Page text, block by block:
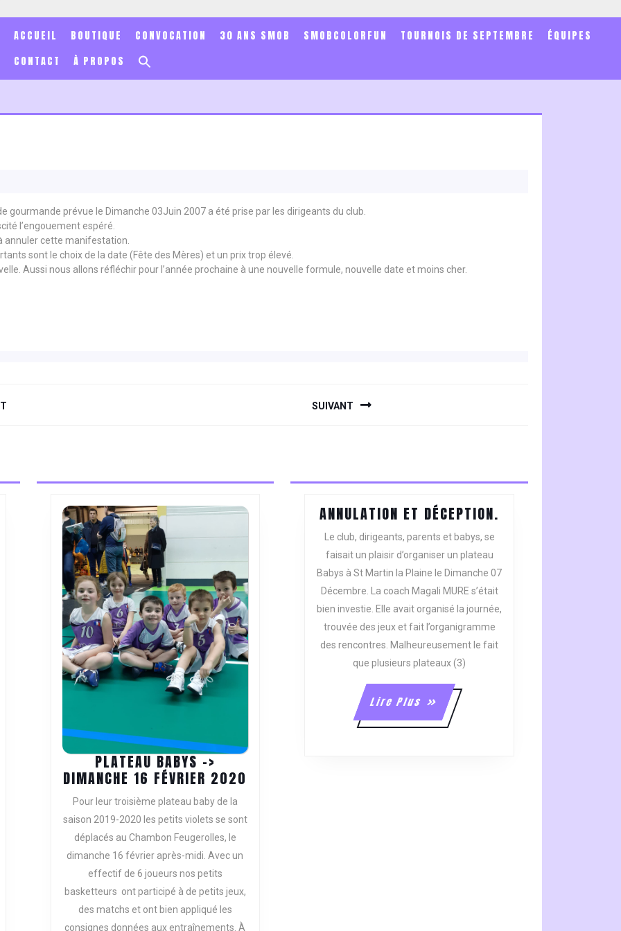
ACCUEIL BOUTIQUE CONVOCATION 30 ANS SMOB SMOBCOLORFUN TOURNOIS DE SEPTEMBRE
ÉQUIPES
CONTACT
À PROPOS
Search Button
gourmande prévue le Dimanche 03Juin 2007 a été prise par les dirigeants du club.
l’engouement espéré.
annuler cette manifestation.
sont le choix de la date (Fête des Mères) et un prix trop élevé.
Aussi nous allons réfléchir pour l’année prochaine à une nouvelle formule, nouvelle date et moins cher.
SUIVANT
PLATEAU BABYS ->
DIMANCHE 16 FÉVRIER 2020
>
Pour leur troisième plateau baby de la
saison 2019-2020 les petits violets se sont
déplacés au Chambon Feugerolles, le
dimanche 16 février après-midi. Avec un
effectif de 6 joueurs nos petits
basketteurs ont participé à de petits jeux,
des matchs et ont bien appliqué les
consignes données aux entraînements. À
ANNULATION ET DÉCEPTION.
Le club, dirigeants, parents et babys, se
faisait un plaisir d’organiser un plateau
Babys à St Martin la Plaine le Dimanche 07
Décembre. La coach Magali MURE s’était
bien investie. Elle avait organisé la journée,
trouvée des jeux et fait l’organigramme
des rencontres. Malheureusement le fait
que plusieurs plateaux (3)
Lire Plus
Lire
Plus